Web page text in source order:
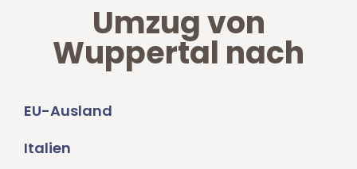
Umzug von
Wuppertal nach
EU-Ausland
Italien